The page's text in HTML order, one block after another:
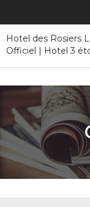
Hotel des Rosiers
Officiel | Hotel 3